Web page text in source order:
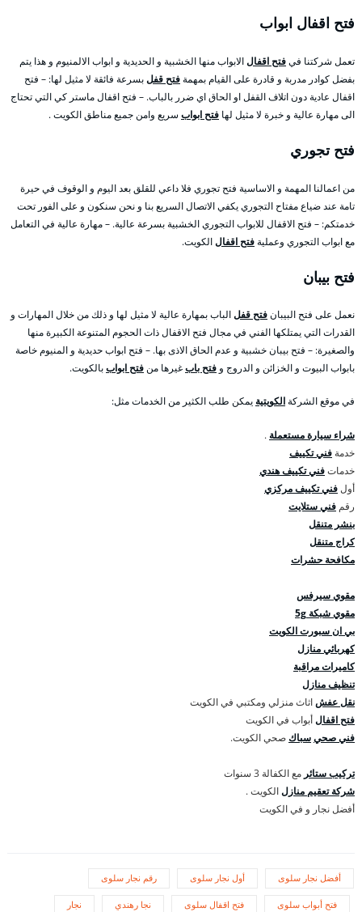
فتح اقفال ابواب
تعمل شركتنا فيفتح اقفالالابواب منها الخشبية و الحديدية و ابواب الالمنيوم و هذا يتم
بفضل كوادر مدربة و قادرة على القيام بمهمةفتح قفلبسرعة فائقة لا مثيل لها: – فتح
اقفال عادية دون اتلاف القفل او الحاق اي ضرر بالباب. – فتح اقفال ماستر كي التي تحتاج
الى مهارة عالية و خبرة لا مثيل لها فتح ابواب سريع وامن جميع مناطق الكويت .
فتح تجوري
من اعمالنا المهمة و الاساسية فتح تجوري فلا داعي للقلق بعد اليوم و الوقوف في حيرة
تامة عند ضياع مفتاح التجوري يكفي الاتصال السريع بنا و نحن سنكون و على الفور تحت
خدمتكم: – فتح الاقفال للابواب التجوري الخشبية بسرعة عالية. – مهارة عالية في التعامل
مع ابواب التجوري وعمليةفتح اقفالالكويت.
فتح بيبان
نعمل على فتح البيبانفتح قفلالباب بمهارة عالية لا مثيل لها و ذلك من خلال المهارات و
القدرات التي يمتلكها الفني في مجال فتح الاقفال ذات الحجوم المتنوعة الكبيرة منها
والصغيرة: – فتح بيبان خشبية و عدم الحاق الاذى بها. – فتح ابواب حديدية و المنيوم خاصة
بابواب البيوت و الخزائن و الدروج و فتح بابغيرها منفتح ابواببالكويت.
في موقع الشركةالكويتية يمكن طلب الكثير من الخدمات مثل:
شراء سيارة مستعملة .
خدمة فني تكييف
خدماتفني تكييف هندي
أولفني تكييف مركزي
رقم فني ستلايت
بنشر متنقل
كراج متنقل
مكافحة حشرات
مقوي سيرفس
مقوي شبكة 5g
بي ان سبورت الكويت
كهربائي منازل
كاميرات مراقبة
تنظيف منازل
نقل عفشاثاث منزلي ومكتبي في الكويت
فتح اقفالأبواب في الكويت
فني صحيسباك صحي الكويت.
تركيب ستائر مع الكفالة 3 سنوات
شركة تعقيم منازلالكويت .
أفضل نجار و في الكويت
أفضل نجار سلوى أول نجار سلوى رقم نجار سلوى
فتح أبواب سلوى فتح اقفال سلوى نجا رهندي نجار